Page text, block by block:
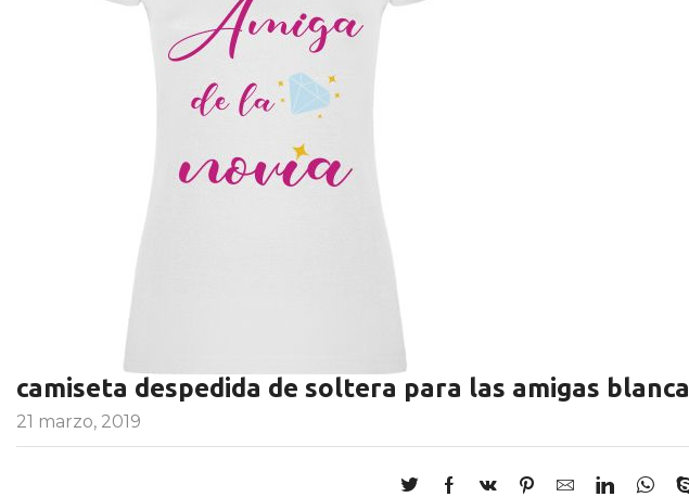
camiseta despedida de soltera para las amigas blanca
21 marzo, 2019